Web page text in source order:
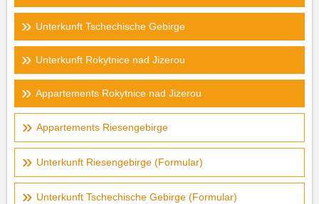
Unterkunft Tschechische Gebirge
Unterkunft Rokytnice nad Jizerou
Appartements Rokytnice nad Jizerou
Appartements Riesengebirge
Unterkunft Riesengebirge (Formular)
Unterkunft Tschechische Gebirge (Formular)